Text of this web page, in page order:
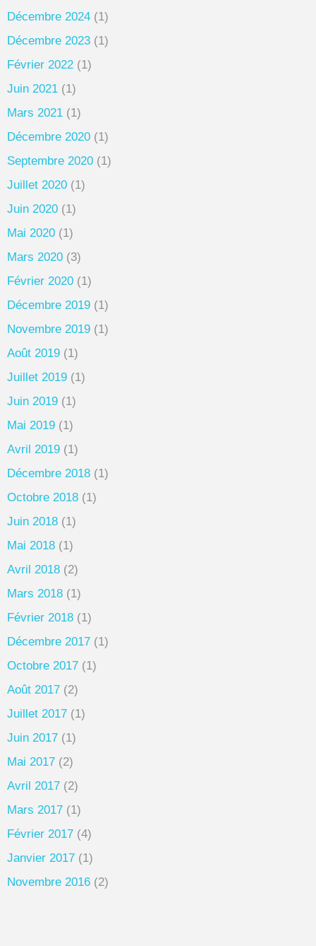
Décembre 2024 (1)
Décembre 2023 (1)
Février 2022 (1)
Juin 2021 (1)
Mars 2021 (1)
Décembre 2020 (1)
Septembre 2020 (1)
Juillet 2020 (1)
Juin 2020 (1)
Mai 2020 (1)
Mars 2020 (3)
Février 2020 (1)
Décembre 2019 (1)
Novembre 2019 (1)
Août 2019 (1)
Juillet 2019 (1)
Juin 2019 (1)
Mai 2019 (1)
Avril 2019 (1)
Décembre 2018 (1)
Octobre 2018 (1)
Juin 2018 (1)
Mai 2018 (1)
Avril 2018 (2)
Mars 2018 (1)
Février 2018 (1)
Décembre 2017 (1)
Octobre 2017 (1)
Août 2017 (2)
Juillet 2017 (1)
Juin 2017 (1)
Mai 2017 (2)
Avril 2017 (2)
Mars 2017 (1)
Février 2017 (4)
Janvier 2017 (1)
Novembre 2016 (2)